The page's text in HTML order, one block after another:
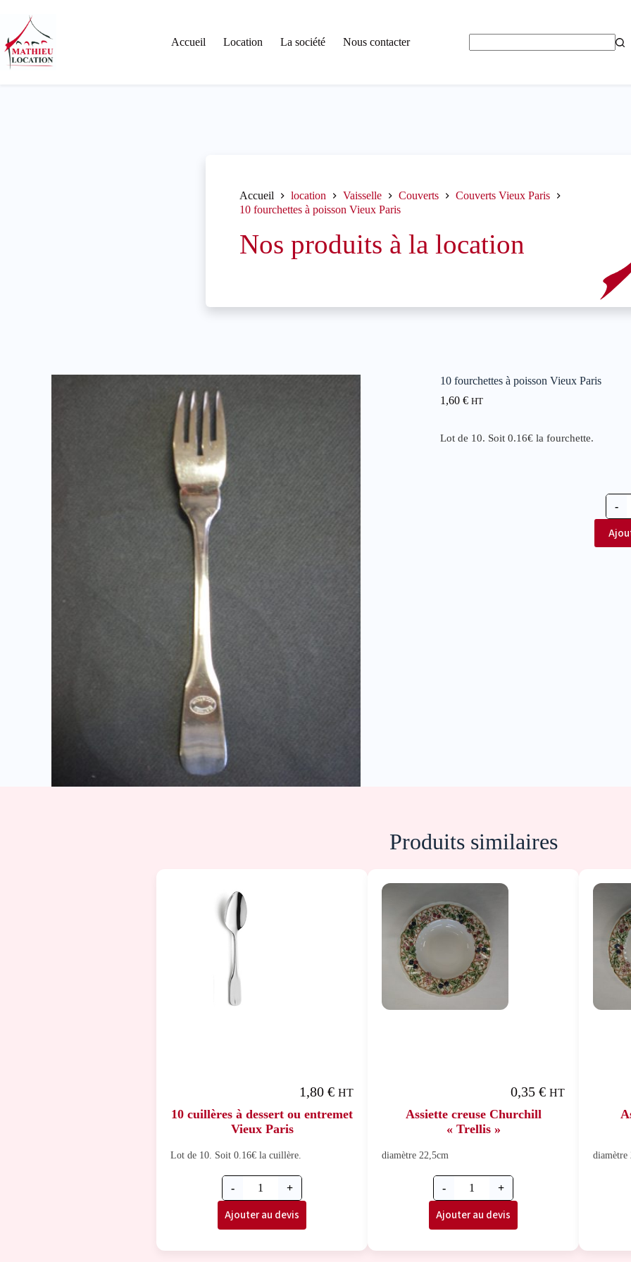
contenu
Accueil
Location La société
Nous contacter
Accueil location Vaisselle Couverts
Couverts Vieux Paris
10 fourchettes à poisson Vieux Paris
Nos produits à la location
10 fourchettes à poisson Vieux Paris
1,60 € HT
Lot de 10. Soit 0.16€ la fourchette.
-
Produits similaires
10 cuillères à dessert ou entremet
Vieux Paris
1,80 € HT
Lot de 10. Soit 0.16€ la cuillère.
- +
Ajouter au devis
Assiette creuse Churchill
« Trellis »
0,35 € HT
diamètre 22,5cm
- +
Ajouter au devis
diamètre